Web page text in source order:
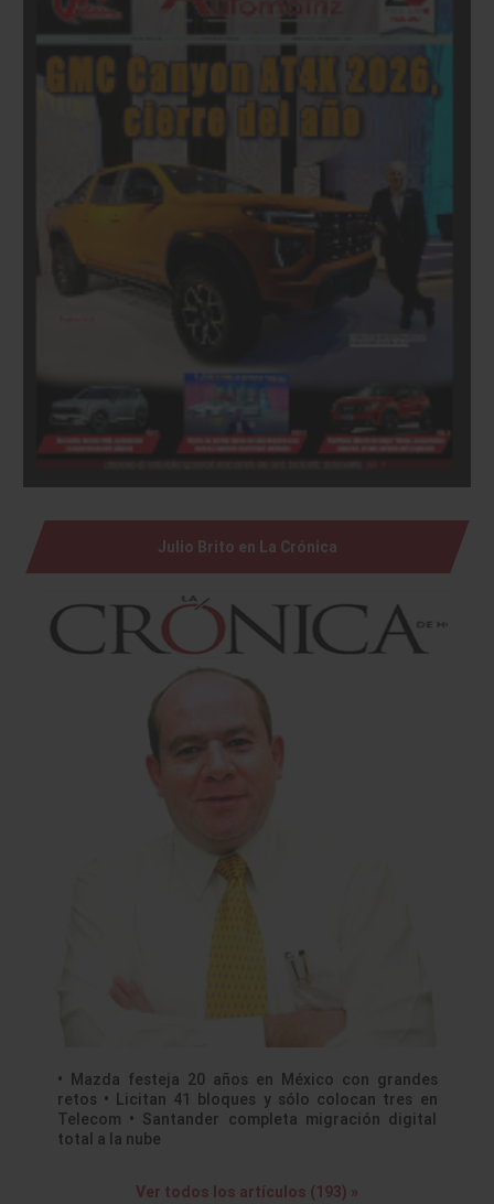
Julio Brito en La Crónica
• Mazda festeja 20 años en México con grandes
retos • Licitan 41 bloques y sólo colocan tres en
Telecom • Santander completa migración digital
total a la nube
Ver todos los artículos (193) »